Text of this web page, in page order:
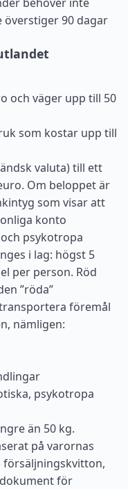
överstiger 90 dagar
och väger upp till 50
som kostar upp till
valuta) till ett
Om beloppet är
som visar att
konto
psykotropa
i lag: högst 5
per person. Röd
”röda”
föremål
nämligen:
psykotropa
än 50 kg.
på varornas
försäljningskvitton,
för